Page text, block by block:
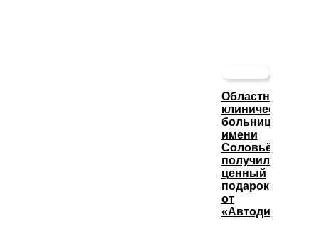
Областная
клиническая
больница
имени
Соловьёва
получила
ценный
подарок
от
«Автодизеля»